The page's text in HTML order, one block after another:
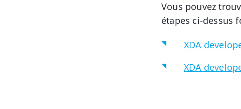
Vous pouvez
étapes ci-dessus
XDA
XDA